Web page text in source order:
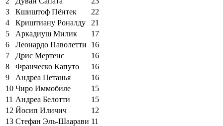
3
Кшиштоф Пёнтек
22
4
Криштиану Роналду
21
5
Аркадиуш Милик
17
6
Леонардо Паволетти
16
7
Дрис Мертенс
16
8
Франческо Капуто
16
9
Андреа Петанья
16
10 Чиро Иммобиле
15
11 Андреа Белотти
15
12 Йосип Иличич
12
13 Стефан Эль-Шаарави 11